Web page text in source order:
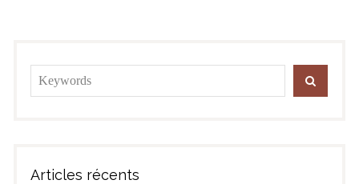
Search
for:
Articles récents